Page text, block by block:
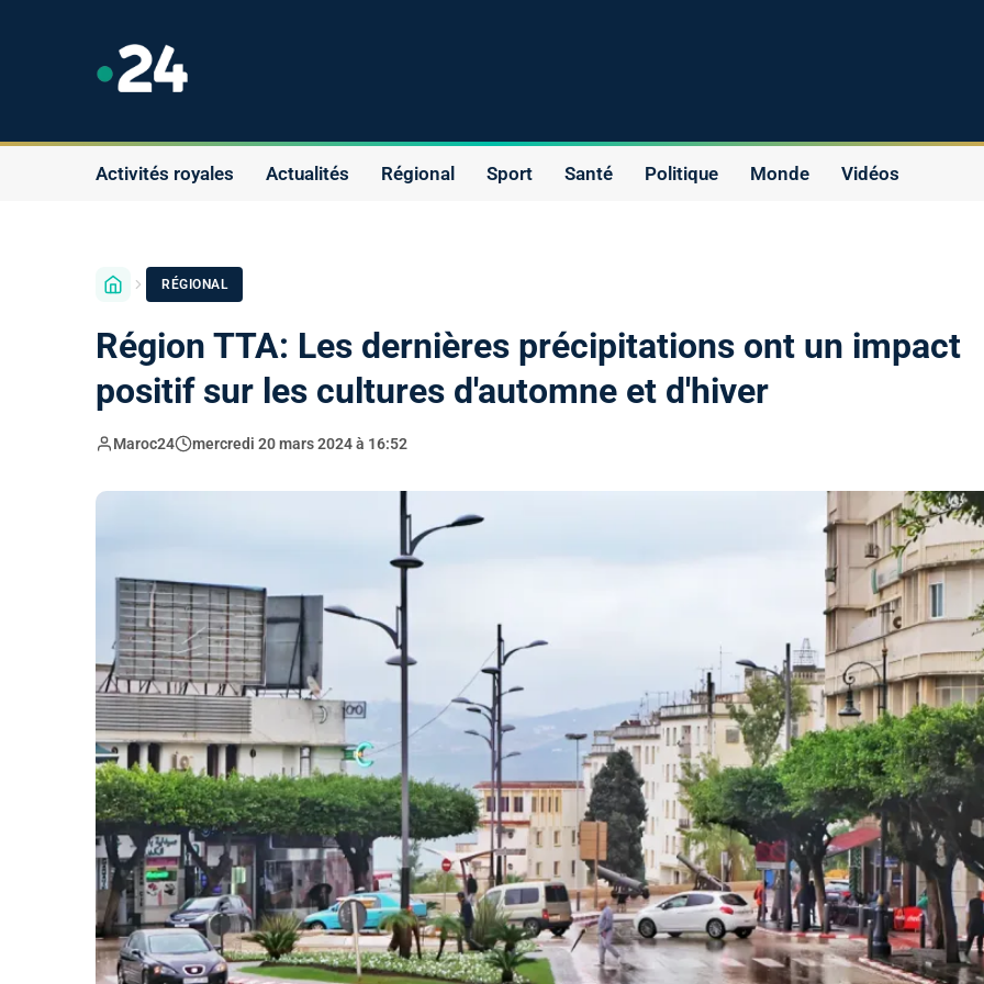
Activités royales Actualités Régional Sport Santé Politique Monde Vidéos
RÉGIONAL
Région TTA: Les dernières précipitations ont un impact
positif sur les cultures d'automne et d'hiver
Maroc24 mercredi 20 mars 2024 à 16:52